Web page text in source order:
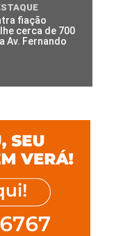
fiação
cerca de 700
Av. Fernando